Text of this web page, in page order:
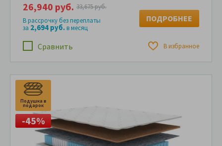
Сравнить В избранное
26,940 руб. 33,675 руб.
В рассрочку без переплаты
за 2,694 руб.в месяц
ПОДРОБНЕЕ
Подушка в
подарок
-45%